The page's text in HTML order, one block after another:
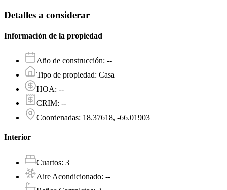
Detalles a considerar
Información de la propiedad
Año de construcción: --
Tipo de propiedad: Casa
HOA: --
CRIM: --
Coordenadas: 18.37618, -66.01903
Interior
Cuartos: 3
Aire Acondicionado: --